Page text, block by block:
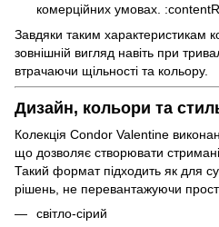
комерційних умовах.
Завдяки таким характеристикам
зовнішній вигляд навіть при
втрачаючи щільності та кольору.
Дизайн, кольори та
Колекція Condor Valentine
що дозволяє створювати стримані
Такий формат підходить як для
рішень, не перевантажуючи
світло-сірий